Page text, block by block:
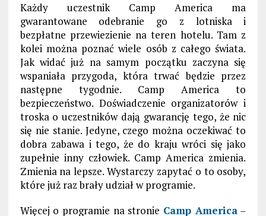
Każdy uczestnik Camp America ma
gwarantowane odebranie go z lotniska i
bezpłatne przewiezienie na teren hotelu. Tam z
kolei można poznać wiele osób z całego świata.
Jak widać już na samym początku zaczyna się
wspaniała przygoda, która trwać będzie przez
następne tygodnie. Camp America to
bezpieczeństwo. Doświadczenie organizatorów i
troska o uczestników dają gwarancję tego, że nic
się nie stanie. Jedyne, czego można oczekiwać to
dobra zabawa i tego, że do kraju wróci się jako
zupełnie inny człowiek. Camp America zmienia.
Zmienia na lepsze. Wystarczy zapytać o to osoby,
które już raz brały udział w programie.
Więcej o programie na stronie Camp America–